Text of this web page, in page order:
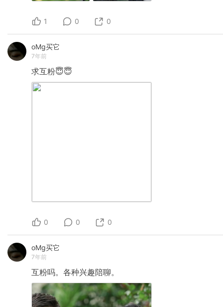
1 0 0
oMg买它
7年前
求互粉😇😇
0 0 0
oMg买它
7年前
互粉吗。各种兴趣陪聊。